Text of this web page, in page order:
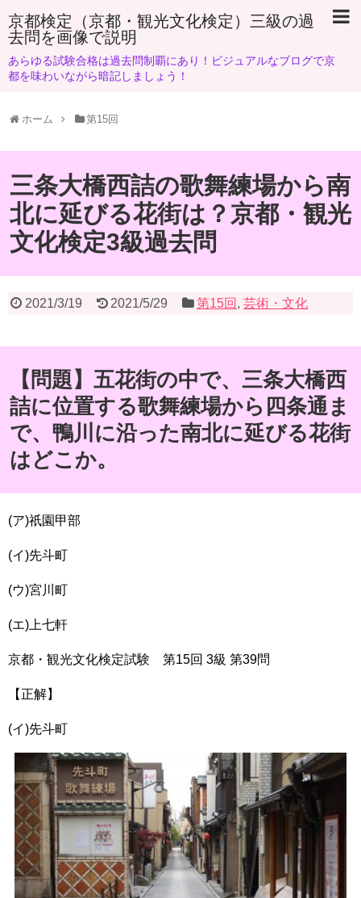
京都検定（京都・観光文化検定）三級の過
去問を画像で説明
あらゆる試験合格は過去問制覇にあり！ビジュアルなブログで京
都を味わいながら暗記しましょう！
ホーム 第15回
三条大橋西詰の歌舞練場から南
北に延びる花街は？京都・観光
文化検定3級過去問
2021/3/19 2021/5/29 第15回 ,芸術・文化
【問題】五花街の中で、三条大橋西
詰に位置する歌舞練場から四条通ま
で、鴨川に沿った南北に延びる花街
はどこか。
(ア)祇園甲部
(イ)先斗町
(ウ)宮川町
(エ)上七軒
京都・観光文化検定試験 第15回 3級 第39問
【正解】
(イ)先斗町